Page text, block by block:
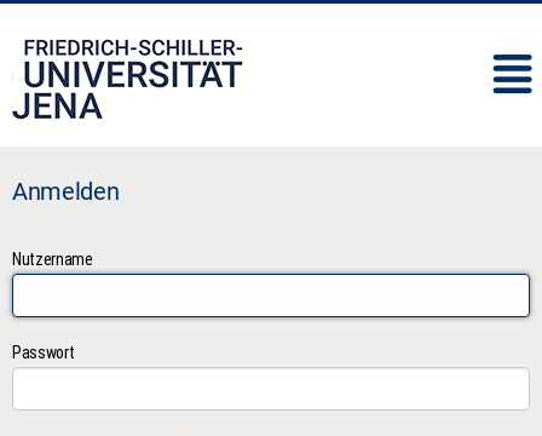
Anmelden
Nutzername
Passwort